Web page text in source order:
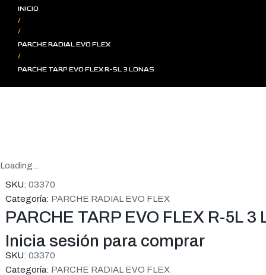
INICIO
/
/
PARCHE RADIAL EVO FLEX
/
PARCHE TARP EVO FLEX R-5L 3 LONAS
Loading...
SKU: 03370
Categoría: PARCHE RADIAL EVO FLEX
PARCHE TARP EVO FLEX R-5L 3
Inicia sesión para comprar
SKU: 03370
Categoría: PARCHE RADIAL EVO FLEX